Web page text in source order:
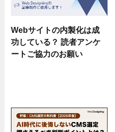
Webサイトの内製化は成
功している？ 読者アンケ
ートご協力のお願い